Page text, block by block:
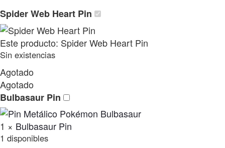
Spider Web Heart Pin
Este producto: Spider Web Heart Pin
Sin existencias
Agotado
Agotado
Bulbasaur Pin
1 × Bulbasaur Pin
1 disponibles